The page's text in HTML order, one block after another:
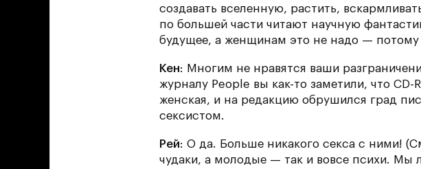
создавать вселенную, растить,
по большей части читают научную
будущее, а женщинам это не надо — потому
Кен: Многим не нравятся ваши
журналу People вы как-то заметили, что
женская, и на редакцию обрушился град
сексистом.
Рей: О да. Больше никакого секса с ними!
чудаки, а молодые — так и вовсе психи. Мы